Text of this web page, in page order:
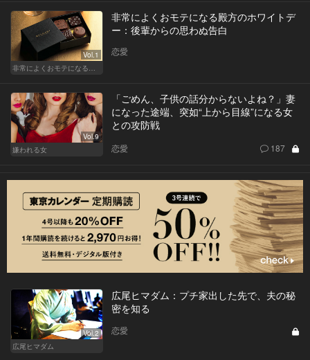
Vol.1
非常によくおモテになる殿方のホワイトデー
非常によくおモテになる殿方のホワイトデ
ー：後輩からの思わぬ告白
恋愛
Vol.9
嫌われる女
「ごめん、子供の話分からないよね？」妻
になった途端、突如“上から目線”になる女
との攻防戦
恋愛 187
Vol.2
広尾ヒマダム
広尾ヒマダム：プチ家出した先で、夫の秘
密を知る
恋愛